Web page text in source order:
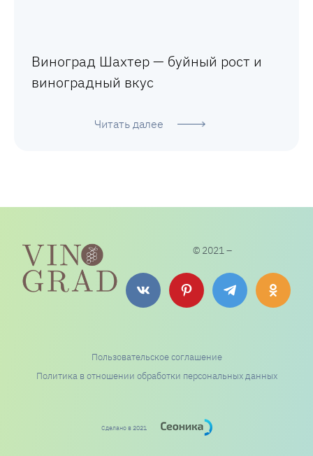
Виноград Шахтер — буйный рост и
виноградный вкус
Читать далее
© 2021 –
Пользовательское соглашение
Политика в отношении обработки персональных данных
Сделано в 2021